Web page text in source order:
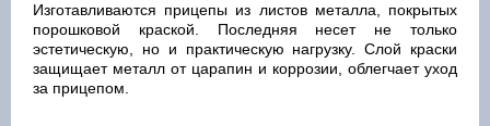
Изготавливаются прицепы из листов металла, покрытых
порошковой краской. Последняя несет не только
эстетическую, но и практическую нагрузку. Слой краски
защищает металл от царапин и коррозии, облегчает уход
за прицепом.